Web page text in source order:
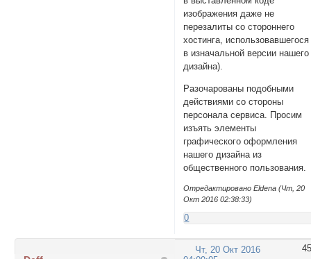
изображения даже не
перезалиты со стороннего
хостинга, использовавшегося
в изначальной версии нашего
дизайна).
Разочарованы подобными
действиями со стороны
персонала сервиса. Просим
изъять элементы
графического оформления
нашего дизайна из
общественного пользования.
Отредактировано Eldena (Чт, 20
Окт 2016 02:38:33)
0
45
Чт, 20 Окт 2016